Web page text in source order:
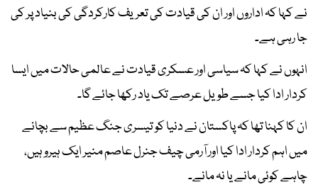
نے کہا کہ اداروں اور ان کی قیادت کی تعریف کارکردگی کی بنیاد پر کی
جا رہی ہے۔
انہوں نے کہا کہ سیاسی اور عسکری قیادت نے عالمی حالات میں ایسا
کردار ادا کیا جسے طویل عرصے تک یاد رکھا جائے گا۔
ان کا کہنا تھا کہ پاکستان نے دنیا کو تیسری جنگ عظیم سے بچانے
میں اہم کردار ادا کیا اور آرمی چیف جنرل عاصم منیر ایک ہیرو ہیں،
چاہے کوئی مانے یا نہ مانے۔